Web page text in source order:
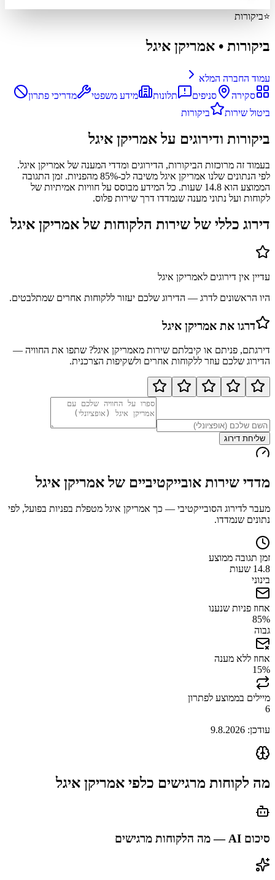
⭐ביקורות
ביקורות • אמריקן איגל
עמוד החברה המלא
סקירה
סניפים תלונות מידע משפטי
מדריכי פתרון
ביטול שירות
ביקורות
ביקורות ודירוגים עלאמריקן איגל
בעמוד זה מרוכזות הביקורות, הדירוגים ומדדי המענה של אמריקן איגל.
לפי הנתונים שלנו אמריקן איגל משיבה לכ-85% מהפניות. זמן התגובה
הממוצע הוא 14.8 שעות. כל המידע מבוסס על חוויות אמיתיות של
לקוחות ועל נתוני מענה שנמדדו דרך שירות פלוס.
דירוג כללי של שירות הלקוחות שלאמריקן איגל
עדיין אין דירוגים לאמריקן איגל
היו הראשונים לדרג — הדירוג שלכם יעזור ללקוחות אחרים שמתלבטים.
דרגו את אמריקן איגל
דירגתם, פניתם או קיבלתם שירות מאמריקן איגל? שתפו את החוויה —
הדירוג שלכם עוזר ללקוחות אחרים ולשקיפות הצרכנית.
שליחת דירוג
מדדי שירות אובייקטיביים שלאמריקן איגל
מעבר לדירוג הסובייקטיבי — כך אמריקן איגל מטפלת בפניות בפועל, לפי
נתונים שנמדדו.
זמן תגובה ממוצע
14.8 שעות
בינוני
אחוז פניות שנענו
85%
גבוה
אחוז ללא מענה
15%
מיילים בממוצע לפתרון
6
עודכן: 9.8.2026
מה לקוחות מרגישים כלפי אמריקן איגל
סיכום AI — מה הלקוחות מרגישים